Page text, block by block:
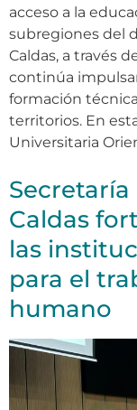
acceso a la
subregiones del
Caldas, a través
continúa
formación
territorios. En
Universitaria
Caldas
las
para el
humano